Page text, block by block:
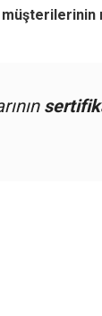
müşterilerinin